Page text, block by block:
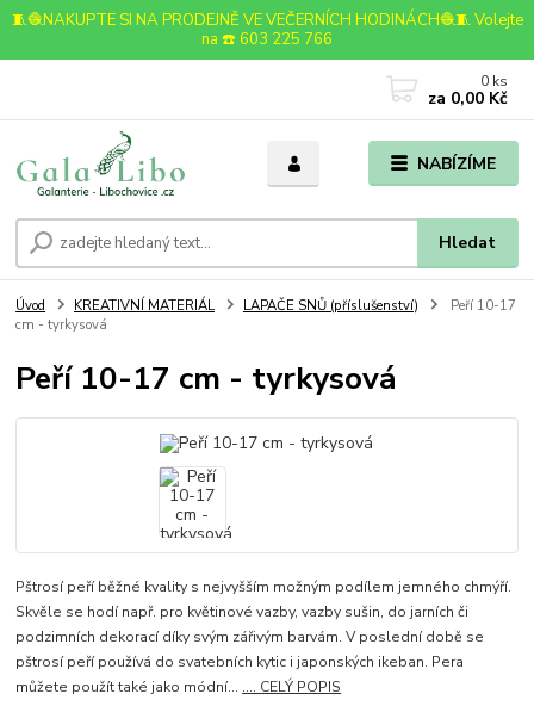
🧵🧶NAKUPTE SI NA PRODEJNĚ VE VEČERNÍCH HODINÁCH🧶🧵 Volejte
na ☎️ 603 225 766
NABÍZÍME
Hledat
0 ks
za 0,00 Kč
Úvod KREATIVNÍ MATERIÁL LAPAČE SNŮ (příslušenství)
Peří 10-17
cm - tyrkysová
Peří 10-17 cm - tyrkysová
Pštrosí peří běžné kvality s nejvyšším možným podílem jemného chmýří.
Skvěle se hodí např. pro květinové vazby, vazby sušin, do jarních či
podzimních dekorací díky svým zářivým barvám. V poslední době se
pštrosí peří používá do svatebních kytic i japonských ikeban. Pera
můžete použít také jako módní... .... CELÝ POPIS